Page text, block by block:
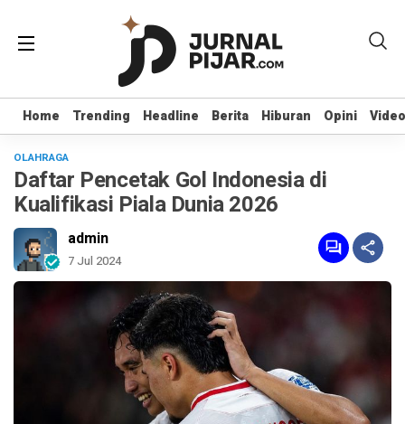
Home Trending Headline Berita Hiburan Opini Video
Home Trending Headline Berita Hiburan Opini Video
OLAHRAGA
Daftar Pencetak Gol Indonesia di
Kualifikasi Piala Dunia 2026
admin
7 Jul 2024